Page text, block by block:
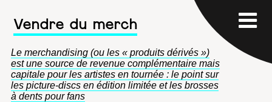
Vendre du merch
Le merchandising (ou les « produits dérivés »)
est une source de revenue complémentaire mais
capitale pour les artistes en tournée : le point sur
les picture-discs en édition limitée et les brosses
à dents pour fans